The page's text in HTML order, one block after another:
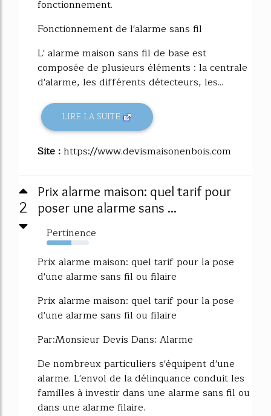
fonctionnement.
Fonctionnement de l'alarme sans fil
L' alarme maison sans fil de base est
composée de plusieurs éléments : la centrale
d'alarme, les différents détecteurs, les...
LIRE LA SUITE
Site :https://www.devismaisonenbois.com
2
Prix alarme maison: quel tarif pour
poser une alarme sans ...
Pertinence
59%
Prix alarme maison: quel tarif pour la pose
d'une alarme sans fil ou filaire
Prix alarme maison: quel tarif pour la pose
d'une alarme sans fil ou filaire
Par:Monsieur Devis Dans: Alarme
De nombreux particuliers s'équipent d'une
alarme. L'envol de la délinquance conduit les
familles à investir dans une alarme sans fil ou
dans une alarme filaire.